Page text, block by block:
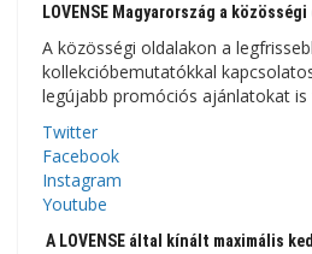
LOVENSE Magyarország a
A közösségi oldalakon a
kollekcióbemutatókkal
legújabb promóciós ajánlatokat is
Twitter
Facebook
Instagram
Youtube
A LOVENSE által kínált maximális